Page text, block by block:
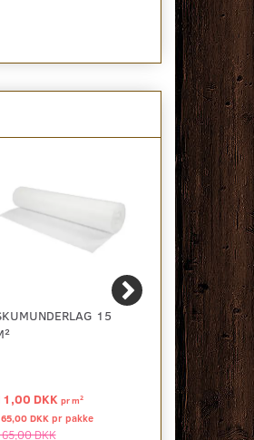
15
DKK prm2
DKK prpakke
DKK
TUPLEX
16,94 DKK
559,00 DKK pr
559,00 DKK